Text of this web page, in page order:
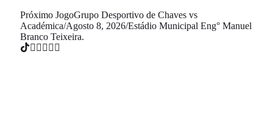
Próximo JogoGrupo Desportivo de Chaves vs
Académica/Agosto 8, 2026/Estádio Municipal Eng° Manuel
Branco Teixeira.